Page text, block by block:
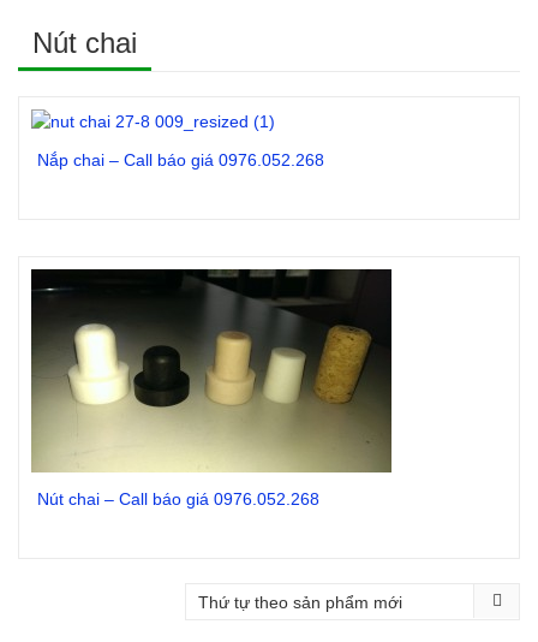
Nút chai
Nắp chai – Call báo giá 0976.052.268
Nút chai – Call báo giá 0976.052.268